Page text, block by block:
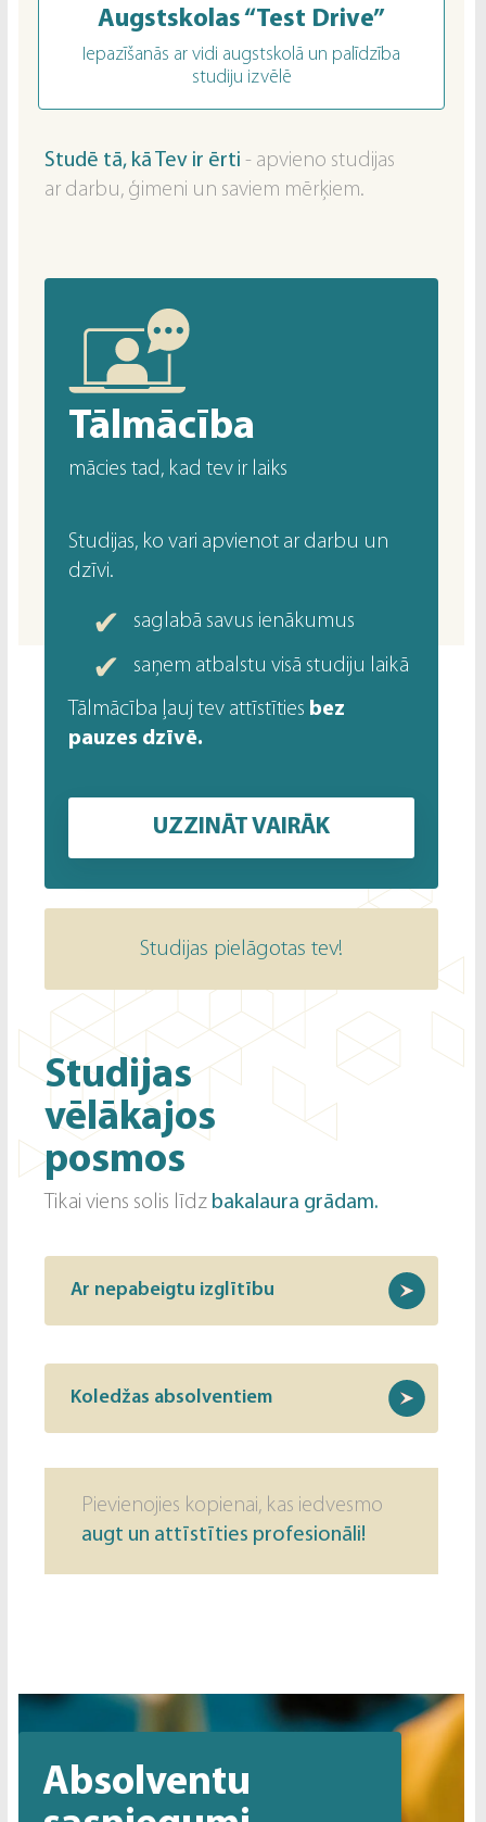
Augstskolas “Test Drive”
Iepazīšanās ar vidi augstskolā un palīdzība
studiju izvēlē
Studē tā, kā Tev ir ērti - apvieno studijas
ar darbu, ģimeni un saviem mērķiem.
Tālmācība
mācies tad, kad tev ir laiks
Studijas, ko vari apvienot ar darbu un
dzīvi.
saglabā savus ienākumus
saņem atbalstu visā studiju laikā
Tālmācība ļauj tev attīstīties bez
pauzes dzīvē.
UZZINĀT VAIRĀK
Studijas pielāgotas tev!
Studijas
vēlākajos
posmos
Tikai viens solis līdz bakalaura grādam.
Ar nepabeigtu izglītību
Koledžas absolventiem
Pievienojies kopienai, kas iedvesmo
augt un attīstīties profesionāli!
Absolventu